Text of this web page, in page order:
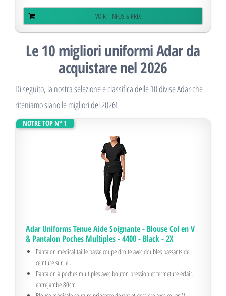
VOIR : INFOS & PRIX
Le 10 migliori uniformi Adar da
acquistare nel 2026
Di seguito, la nostra selezione e classifica delle 10 divise Adar che
riteniamo siano le migliori del 2026!
NOTRE TOP N° 1
Adar Uniforms Tenue Aide Soignante - Blouse Col en V
& Pantalon Poches Multiples - 4400 - Black - 2X
Pantalon médical taille basse coupe droite avec doubles passants de
ceinture sur le...
Pantalon à poches multiples avec bouton pression et fermeture éclair,
entrejambe 80cm